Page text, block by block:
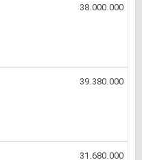
38.000.000
39.380.000
31.680.000